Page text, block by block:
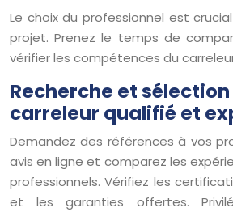
Le choix du professionnel est
projet. Prenez le temps de
vérifier les compétences du
Recherche et sélection
carreleur qualifié et
Demandez des références à vos
avis en ligne et comparez les
professionnels. Vérifiez les
et les garanties offertes.